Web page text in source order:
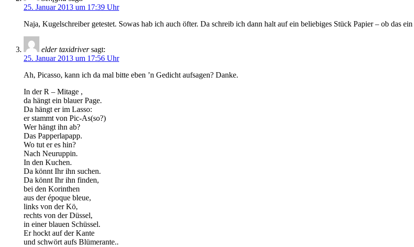
25. Januar 2013 um 17:39 Uhr
Naja, Kugelschreiber getestet. Sowas hab ich auch öfter. Da schreib ich dann halt auf ein beliebiges Stück Papier – ob das
elder taxidriver sagt:
25. Januar 2013 um 17:56 Uhr
Ah, Picasso, kann ich da mal bitte eben ’n Gedicht aufsagen? Danke.
In der R – Mitage ,
da hängt ein blauer Page.
Da hängt er im Lasso:
er stammt von Pic-As(so?)
Wer hängt ihn ab?
Das Papperlapapp.
Wo tut er es hin?
Nach Neuruppin.
In den Kuchen.
Da könnt Ihr ihn suchen.
Da könnt Ihr ihn finden,
bei den Korinthen
aus der époque bleue,
links von der Kö,
rechts von der Düssel,
in einer blauen Schüssel.
Er hockt auf der Kante
und schwört aufs Blümerante..